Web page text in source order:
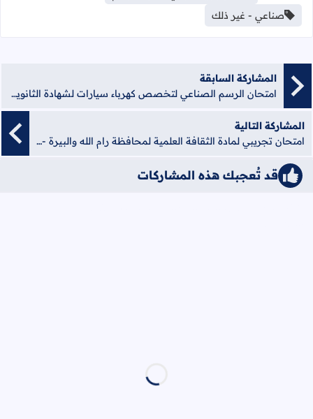
صناعي - غير ذلك
المشاركة السابقة
امتحان الرسم الصناعي لتخصص كهرباء سيارات لشهادة الثانوية العامة انجاز 2019 - منصة الشامل الإلكترونية
المشاركة التالية
امتحان تجريبي لمادة الثقافة العلمية لمحافظة رام الله والبيرة - 2021 - منصة الشامل الإلكترونية
قد تُعجبك هذه المشاركات